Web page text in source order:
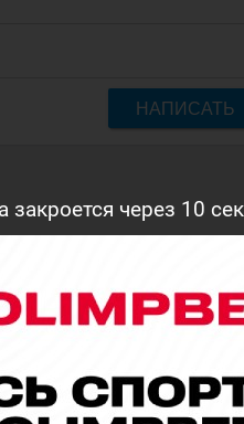
закроется через9сек.
НАПИСАТЬ